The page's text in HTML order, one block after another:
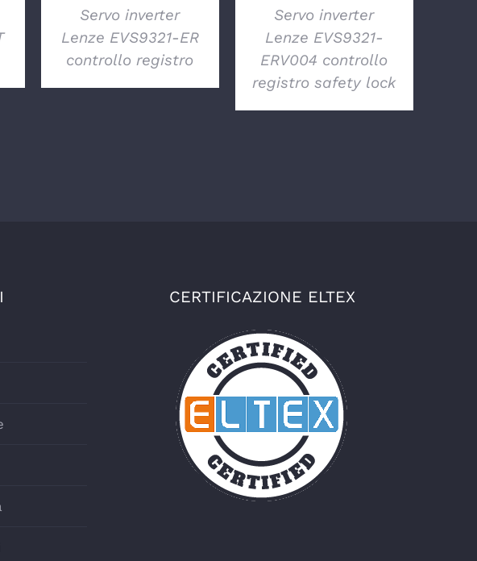
Servo inverter
Lenze EVS9321-ER
controllo registro
Servo inverter
Lenze EVS9321-
ERV004 controllo
registro safety lock
CERTIFICAZIONE ELTEX